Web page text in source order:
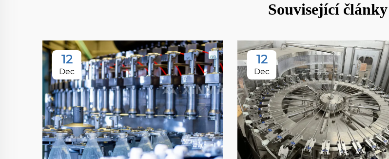
Související články
12
Dec
12
Dec